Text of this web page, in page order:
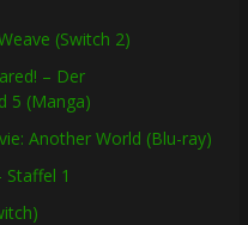
(Switch 2)
– Der
5 (Manga)
Another World (Blu-ray)
Staffel 1